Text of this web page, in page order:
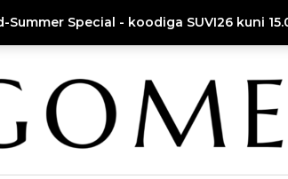
Summer Special - koodiga SUVI26 kuni